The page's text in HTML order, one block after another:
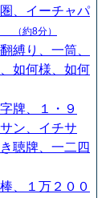
、イーチャパ
（約8分）
縛り、一筒、
如何様、如何
牌、１・９
ン、イチサ
聴牌、一二四
、１万２００